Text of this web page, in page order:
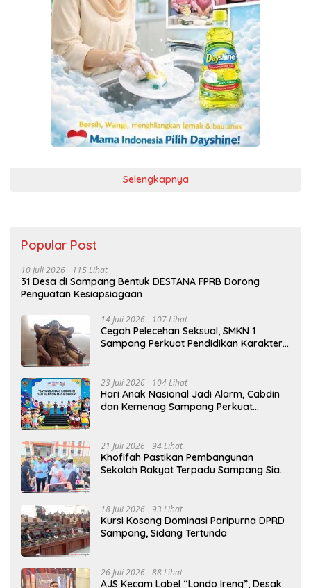
Selengkapnya
Popular Post
10 Juli 2026 115 Lihat
31 Desa di Sampang Bentuk DESTANA FPRB Dorong
Penguatan Kesiapsiagaan
14 Juli 2026 107 Lihat
Cegah Pelecehan Seksual, SMKN 1
Sampang Perkuat Pendidikan Karakter
23 Juli 2026 104 Lihat
Hari Anak Nasional Jadi Alarm, Cabdin
dan Kemenag Sampang Perkuat
21 Juli 2026 94 Lihat
Khofifah Pastikan Pembangunan
Sekolah Rakyat Terpadu Sampang Siap
18 Juli 2026 93 Lihat
Kursi Kosong Dominasi Paripurna DPRD
Sampang, Sidang Tertunda
26 Juli 2026 88 Lihat
AJS Kecam Label “Londo Ireng”, Desak